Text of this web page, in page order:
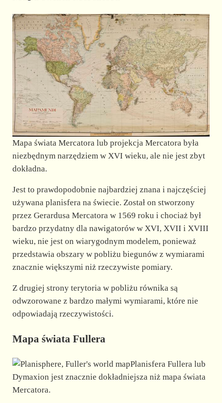
Mapa świata Mercatora lub projekcja Mercatora była
niezbędnym narzędziem w XVI wieku, ale nie jest zbyt
dokładna.
Jest to prawdopodobnie najbardziej znana i najczęściej
używana planisfera na świecie. Został on stworzony
przez Gerardusa Mercatora w 1569 roku i chociaż był
bardzo przydatny dla nawigatorów w XVI, XVII i XVIII
wieku, nie jest on wiarygodnym modelem, ponieważ
przedstawia obszary w pobliżu biegunów z wymiarami
znacznie większymi niż rzeczywiste pomiary.
Z drugiej strony terytoria w pobliżu równika są
odwzorowane z bardzo małymi wymiarami, które nie
odpowiadają rzeczywistości.
Mapa świata Fullera
Planisfera Fullera lub
Dymaxion jest znacznie dokładniejsza niż mapa świata
Mercatora.